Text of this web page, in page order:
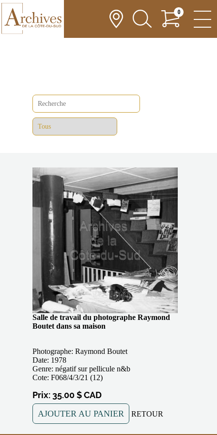
0
Salle de travail du photographe Raymond
Boutet dans sa maison
Photographe: Raymond Boutet
Date: 1978
Genre: négatif sur pellicule n&b
Cote: F068/4/3/21 (12)
Prix: 35.00 $ CAD
AJOUTER AU PANIER RETOUR